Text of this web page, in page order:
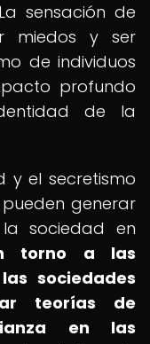
La sensación de
miedos y ser
de individuos
profundo
de la
y el secretismo
generar
la sociedad en
torno a las
sociedades
teorías de
en las